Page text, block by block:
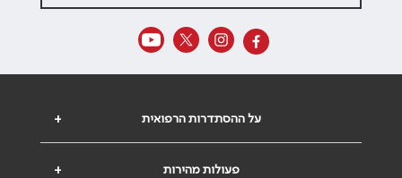
+ על ההסתדרות הרפואית
+ פעולות מהירות